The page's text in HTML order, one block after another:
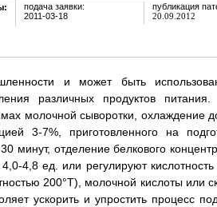
подача заявки:
2011-03-18
публикация
20.09.2012
и может быть
различных продуктов питания.
молочной сыворотки, охлаждение
3-7%, приготовленного на
минут, отделение белкового
4,8 ед. или регулируют
200°Т), молочной кислоты или
ускорить и упростить процесс